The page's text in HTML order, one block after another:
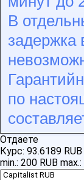
В
задержка
по
Отдаете
Курс: 93.6189
min.: 200 RUB